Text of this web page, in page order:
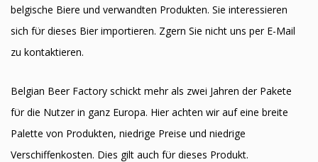
belgische Biere und verwandten Produkten. Sie interessieren
sich fϋr dieses Bier importieren. Zӧgern Sie nicht uns per E-Mail
zu kontaktieren.
Belgian Beer Factory schickt mehr als zwei Jahren der Pakete
fϋr die Nutzer in ganz Europa. Hier achten wir auf eine breite
Palette von Produkten, niedrige Preise und niedrige
Verschiffenkosten. Dies gilt auch fϋr dieses Produkt.